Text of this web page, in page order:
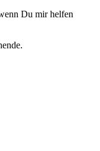
Du mir helfen